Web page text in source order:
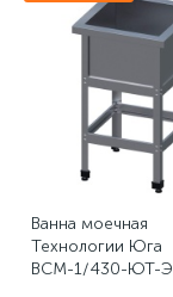
Ванна моечная
Технологии Юга
ВСМ-1/430-ЮТ-Э